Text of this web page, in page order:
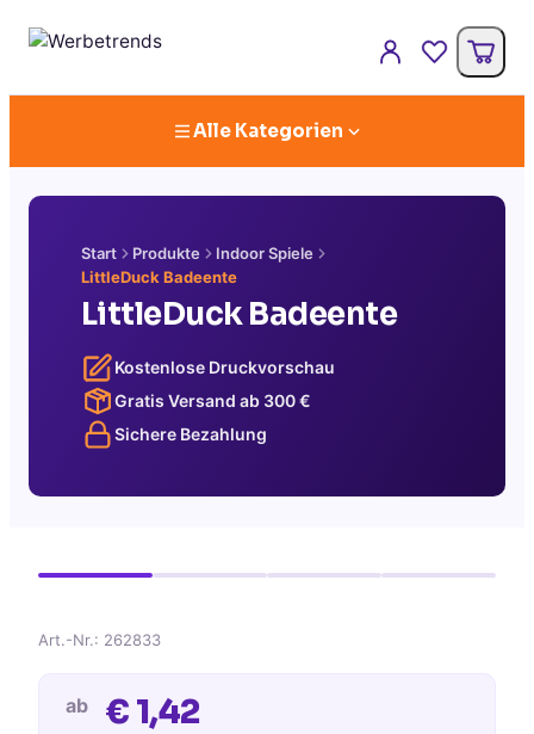
Alle Kategorien
Start Produkte
Indoor Spiele
LittleDuck Badeente
LittleDuck Badeente
Kostenlose Druckvorschau
Gratis Versand ab 300€
Sichere Bezahlung
Art.-Nr.: 262833
ab € 1,42